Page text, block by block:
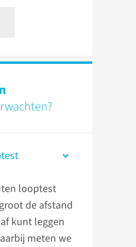
looptest
de afstand
kunt leggen
meten we